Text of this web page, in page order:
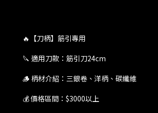
🔥【刀柄】筋引專用
🔪 適用刀款：筋引刀24cm
🪵 柄材介紹：三銀卷、洋柄、碳纖維
💰 價格區間：$3000以上